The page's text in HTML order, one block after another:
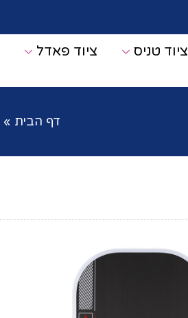
ציוד טניס ציוד פאדל
דף הבית »